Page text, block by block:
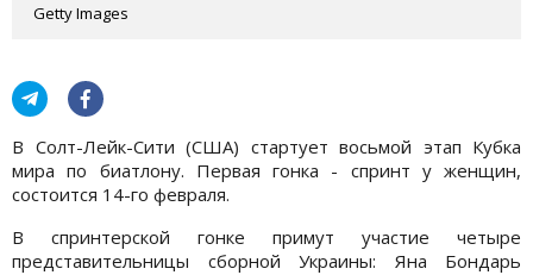
Getty Images
В Солт-Лейк-Сити (США) стартует восьмой этап Кубка
мира по биатлону. Первая гонка - спринт у женщин,
состоится 14-го февраля.
В спринтерской гонке примут участие четыре
представительницы сборной Украины: Яна Бондарь